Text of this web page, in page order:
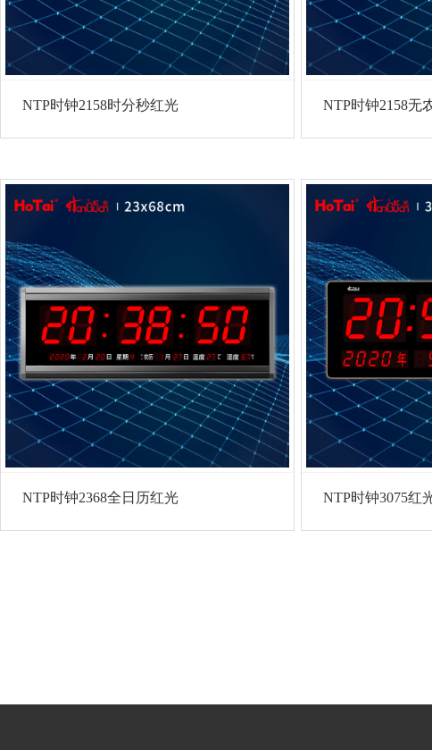
NTP时钟2158时分秒红光 NTP时钟2158无
NTP时钟2368全日历红光 NTP时钟3075红